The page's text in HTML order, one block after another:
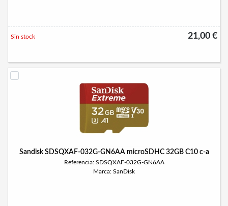
21,00 €
Sin stock
Sandisk SDSQXAF-032G-GN6AA microSDHC 32GB C10 c-a
Referencia: SDSQXAF-032G-GN6AA
Marca: SanDisk